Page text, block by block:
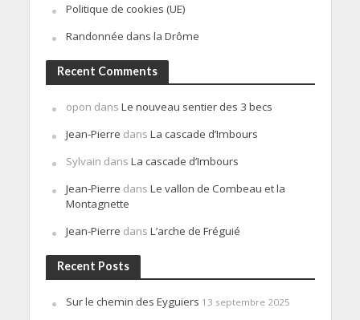
Politique de cookies (UE)
Randonnée dans la Drôme
Recent Comments
opon dans Le nouveau sentier des 3 becs
Jean-Pierre dans La cascade d’Imbours
Sylvain dans La cascade d’Imbours
Jean-Pierre dans Le vallon de Combeau et la
Montagnette
Jean-Pierre dans L’arche de Fréguié
Recent Posts
Sur le chemin des Eyguiers 13 septembre 2025